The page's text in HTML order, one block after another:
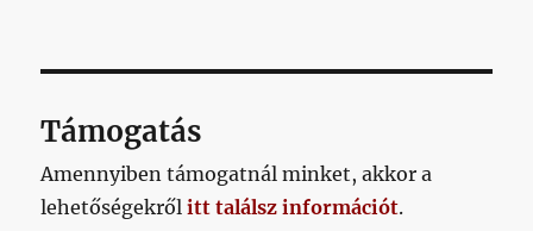
Támogatás
Amennyiben támogatnál minket, akkor a
lehetőségekrőlitt találsz információt.